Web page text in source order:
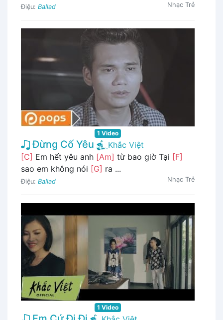
Điệu: Ballad Nhạc Trẻ
1 Video
Đừng Cố Yêu
Khắc Việt
[C] Em hết yêu anh [Am] từ bao giờ Tại [F]
sao em không nói [G] ra ...
Điệu: Ballad Nhạc Trẻ
1 Video